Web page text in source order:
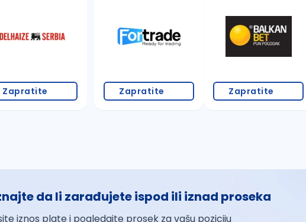
(koristite č, ć, š, đ, ž, dž)
Zapratite Zapratite Zapratite
da li zarađujete ispod ili iznad proseka
iznos plate i pogledajte prosek za vašu poziciju